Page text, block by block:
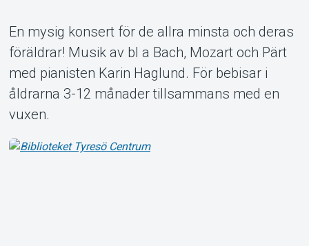
Om Tickster
En mysig konsert för de allra minsta och deras
föräldrar! Musik av bl a Bach, Mozart och Pärt
med pianisten Karin Haglund. För bebisar i
åldrarna 3-12 månader tillsammans med en
vuxen.